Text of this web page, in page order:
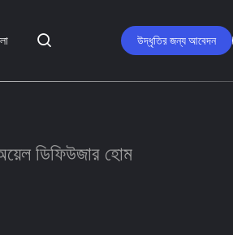
উদ্ধৃতির জন্য আবেদন
ডিফিউজার হোম